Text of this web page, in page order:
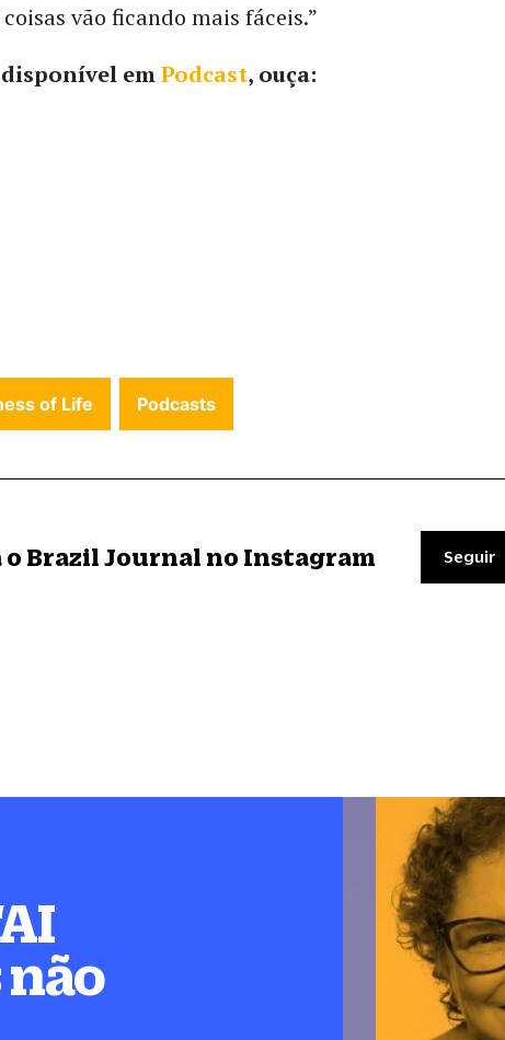
vão ficando mais fáceis.”
disponível emPodcast, ouça:
of Life Podcasts
o Brazil Journal no Instagram Seguir
AI
não